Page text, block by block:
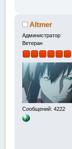
Altmer
Администратор
Ветеран
Сообщений: 4222